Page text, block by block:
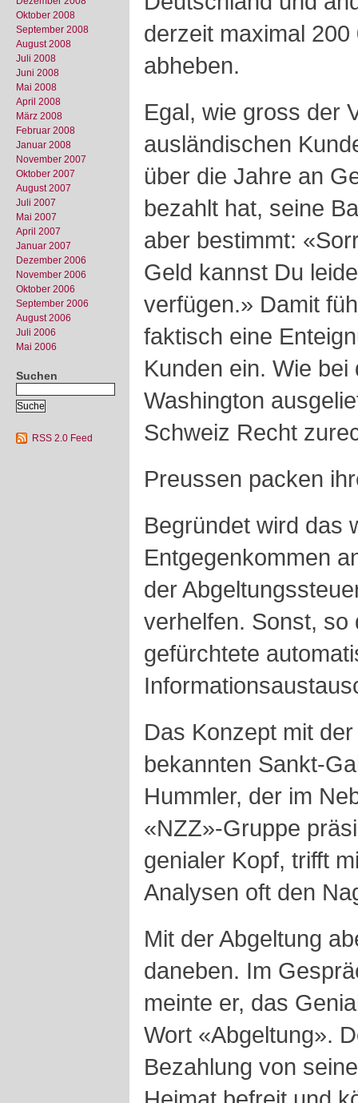
Oktober 2008
September 2008
August 2008
Juli 2008
Juni 2008
Mai 2008
April 2008
März 2008
Februar 2008
Januar 2008
November 2007
Oktober 2007
August 2007
Juli 2007
Mai 2007
April 2007
Januar 2007
Dezember 2006
November 2006
Oktober 2006
September 2006
August 2006
Juli 2006
Mai 2006
Suchen
RSS 2.0 Feed
derzeit maximal
abheben.
Egal, wie gross der
ausländischen
über die Jahre an
bezahlt hat, seine
aber bestimmt:
Geld kannst Du
verfügen.» Damit
faktisch eine
Kunden ein. Wie
Washington
Schweiz Recht
Preussen packen
Begründet wird das
Entgegenkommen
der
verhelfen. Sonst, so
gefürchtete
Das Konzept mit
bekannten Sankt-
Hummler, der im
«NZZ»-Gruppe
genialer Kopf, trifft
Analysen oft den
Mit der Abgeltung
daneben. Im
meinte er, das
Wort «Abgeltung».
Bezahlung von